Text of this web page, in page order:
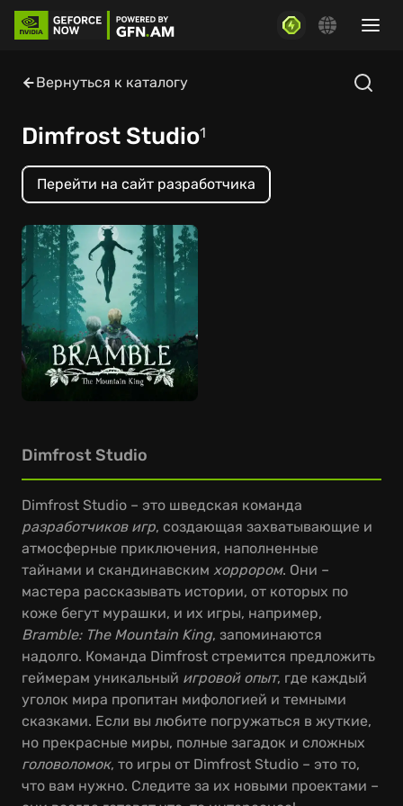
Вернуться к каталогу
Dimfrost Studio1
Перейти на сайт разработчика
Dimfrost Studio
Dimfrost Studio – это шведская команда
разработчиков игр, создающая захватывающие и
атмосферные приключения, наполненные
тайнами и скандинавским хоррором. Они –
мастера рассказывать истории, от которых по
коже бегут мурашки, и их игры, например,
Bramble: The Mountain King, запоминаются
надолго. Команда Dimfrost стремится предложить
геймерам уникальный игровой опыт, где каждый
уголок мира пропитан мифологией и темными
сказками. Если вы любите погружаться в жуткие,
но прекрасные миры, полные загадок и сложных
головоломок, то игры от Dimfrost Studio – это то,
что вам нужно. Следите за их новыми проектами –